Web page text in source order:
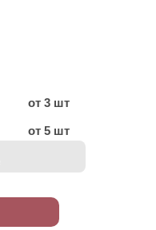
от 3 шт
от 5 шт